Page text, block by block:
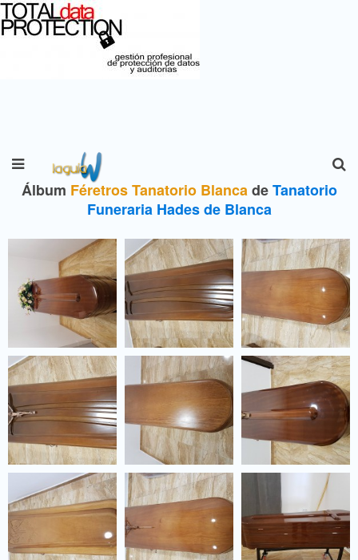
Álbum Féretros Tanatorio BlancadeTanatorio
Funeraria Hades de Blanca